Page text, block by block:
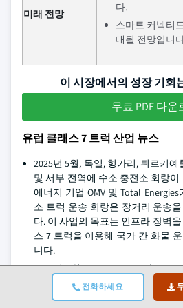
전화하세요
미래 전망
다.
스마트 커넥티
대될 전망입니
이 시장에서의 성장 기회
무료 PDF 다운
유럽 클래스 7 트럭 산업 뉴스
2025년 5월, 독일, 헝가리, 튀르키
및 서부 전역에 수소 충전소 회랑이
에너지 기업 OMV 및 Total
소 트럭 운송 회랑은 장거리 운송
다. 이 사업의 목표는 인프라 장벽
스 7 트럭을 이용해 국가 간 화물
니다.
2025년 4월, Daimler Truck과
서 수소 연료전지 생산을 시작하며
한 상류 연료 물류 체계를 구축할 예